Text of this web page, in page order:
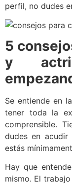
perfil, no dudes
5
y
Se entiende en
tener toda la
comprensible.
dudes en
estás
Hay que
mismo. El